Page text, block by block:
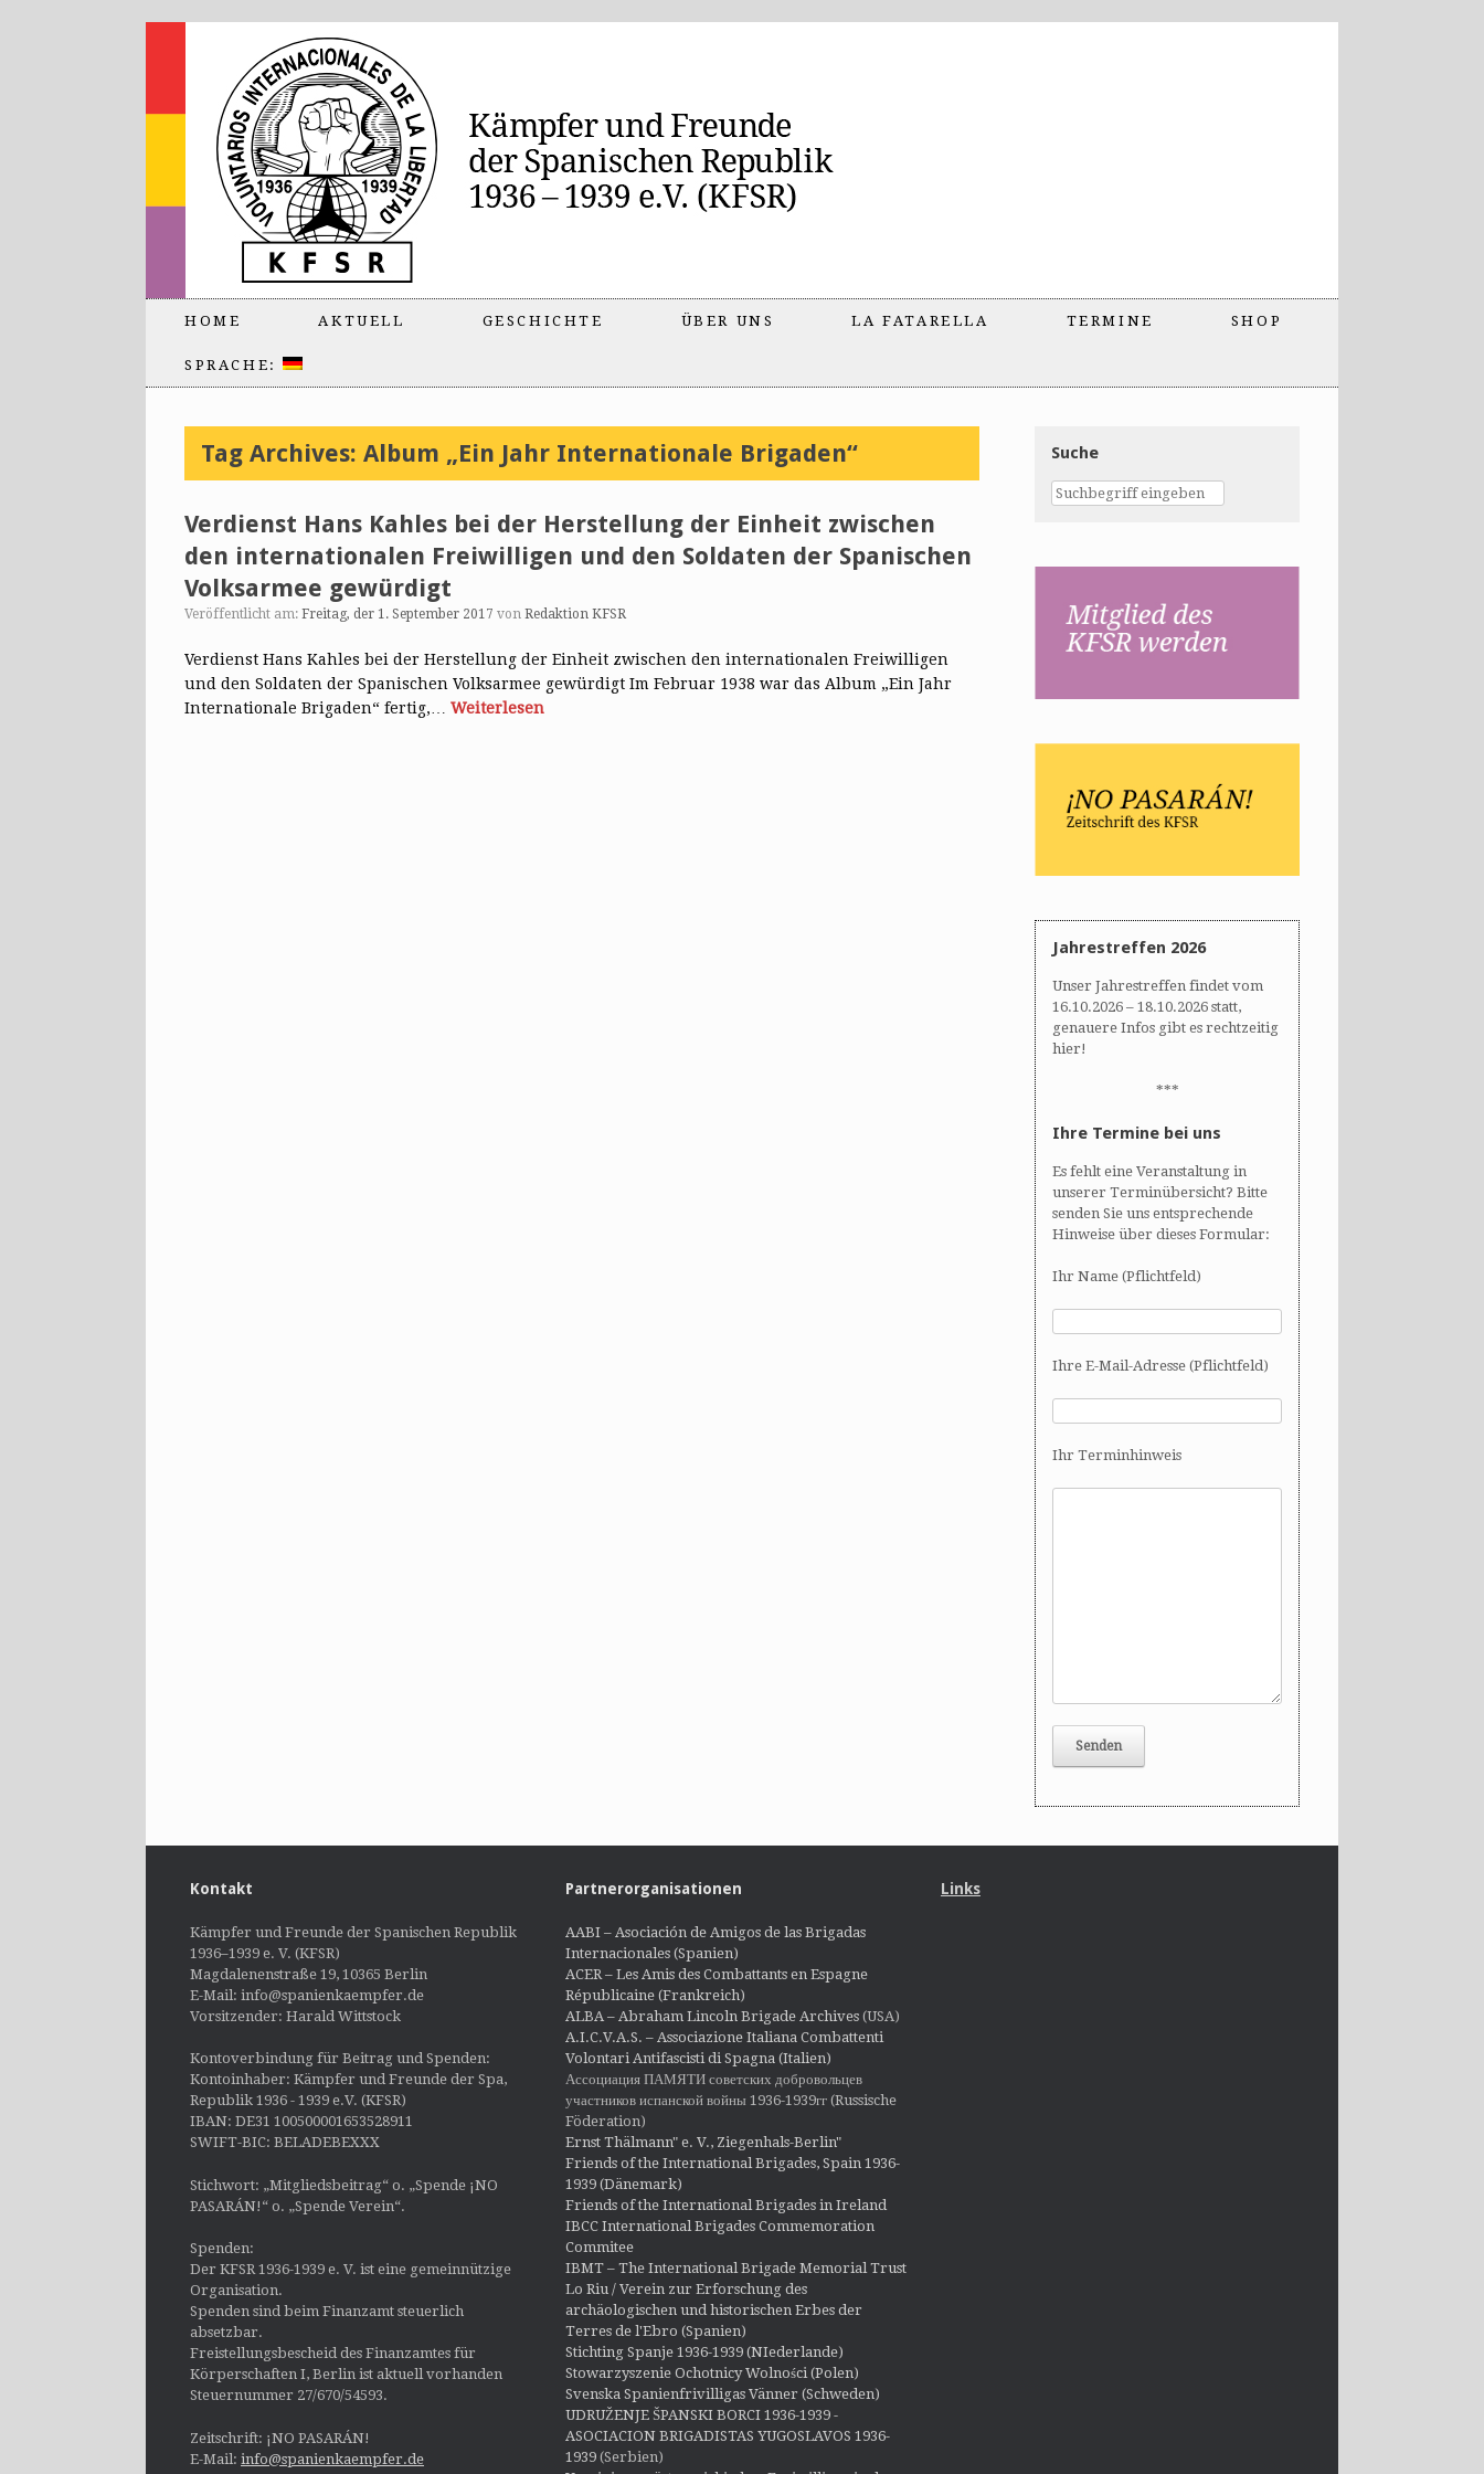
HOME AKTUELL GESCHICHTE ÜBER UNS LA FATARELLA TERMINE SHOP
SPRACHE:
Tag Archives: Album „Ein Jahr Internationale Brigaden“
Verdienst Hans Kahles bei der Herstellung der Einheit zwischen
den internationalen Freiwilligen und den Soldaten der Spanischen
Volksarmee gewürdigt
Veröffentlicht am: Freitag, der 1. September 2017 von Redaktion KFSR
Verdienst Hans Kahles bei der Herstellung der Einheit zwischen den internationalen Freiwilligen
und den Soldaten der Spanischen Volksarmee gewürdigt Im Februar 1938 war das Album „Ein Jahr
Internationale Brigaden“ fertig,… Weiterlesen
Suche
Jahrestreffen 2026
Unser Jahrestreffen findet vom
16.10.2026 – 18.10.2026 statt,
genauere Infos gibt es rechtzeitig
hier!
***
Ihre Termine bei uns
Es fehlt eine Veranstaltung in
unserer Terminübersicht? Bitte
senden Sie uns entsprechende
Hinweise über dieses Formular:
Ihr Name (Pflichtfeld)
Ihre E-Mail-Adresse (Pflichtfeld)
Ihr Terminhinweis
Kontakt
Kämpfer und Freunde der Spanischen Republik
1936–1939 e. V. (KFSR)
Magdalenenstraße 19, 10365 Berlin
E-Mail: info@spanienkaempfer.de
Vorsitzender: Harald Wittstock
Kontoverbindung für Beitrag und Spenden:
Kontoinhaber: Kämpfer und Freunde der Spa,
Republik 1936 - 1939 e.V. (KFSR)
IBAN: DE31 100500001653528911
SWIFT-BIC: BELADEBEXXX
Stichwort: „Mitgliedsbeitrag“ o. „Spende ¡NO
PASARÁN!“ o. „Spende Verein“.
Spenden:
Der KFSR 1936-1939 e. V. ist eine gemeinnützige
Organisation.
Spenden sind beim Finanzamt steuerlich
absetzbar.
Freistellungsbescheid des Finanzamtes für
Körperschaften I, Berlin ist aktuell vorhanden
Steuernummer 27/670/54593.
Zeitschrift: ¡NO PASARÁN!
E-Mail: info@spanienkaempfer.de
Partnerorganisationen
AABI – Asociación de Amigos de las Brigadas
Internacionales (Spanien)
ACER – Les Amis des Combattants en Espagne
Républicaine (Frankreich)
ALBA – Abraham Lincoln Brigade Archives(USA)
A.I.C.V.A.S. – Associazione Italiana Combattenti
Volontari Antifascisti di Spagna (Italien)
Ассоциация ПАМЯТИ советских добровольцев
участников испанской войны 1936-1939гг (Russische
Föderation)
Ernst Thälmann" e. V., Ziegenhals-Berlin"
Friends of the International Brigades, Spain 1936-
1939 (Dänemark)
Friends of the International Brigades in Ireland
IBCC International Brigades Commemoration
Commitee
IBMT – The International Brigade Memorial Trust
Lo Riu / Verein zur Erforschung des
archäologischen und historischen Erbes der
Terres de l'Ebro (Spanien)
Stichting Spanje 1936-1939 (NIederlande)
Stowarzyszenie Ochotnicy Wolności (Polen)
Svenska Spanienfrivilligas Vänner (Schweden)
UDRUŽENJE ŠPANSKI BORCI 1936-1939 -
ASOCIACION BRIGADISTAS YUGOSLAVOS 1936-
1939(Serbien)
Links